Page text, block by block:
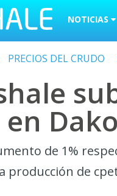
NOTICIAS
PRECIOS DEL CRUDO
de 1%
producción de